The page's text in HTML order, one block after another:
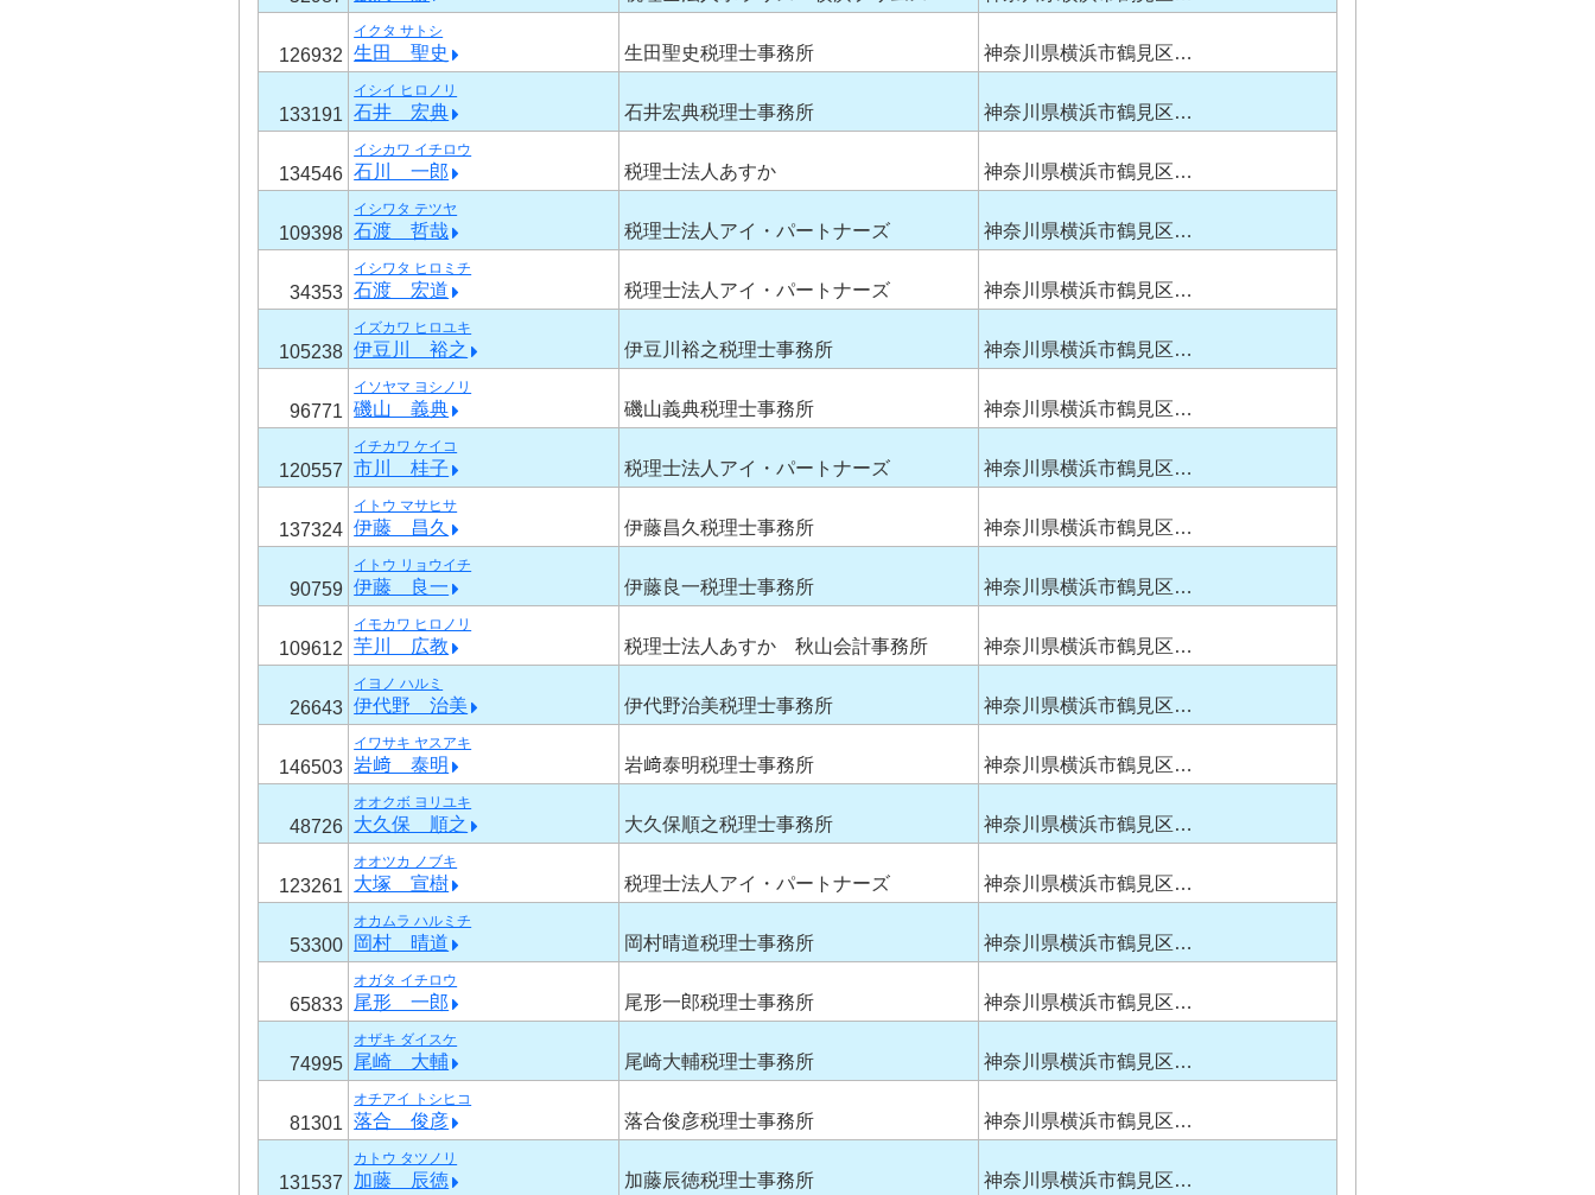
126932
イクタ サトシ
生田 聖史 生田聖史税理士事務所 神奈川県横浜市鶴見区…
133191
イシイ ヒロノリ
石井 宏典 石井宏典税理士事務所 神奈川県横浜市鶴見区…
134546
イシカワ イチロウ
石川 一郎 税理士法人あすか 神奈川県横浜市鶴見区…
109398
イシワタ テツヤ
石渡 哲哉 税理士法人アイ・パートナーズ 神奈川県横浜市鶴見区…
34353
イシワタ ヒロミチ
石渡 宏道 税理士法人アイ・パートナーズ 神奈川県横浜市鶴見区…
105238
イズカワ ヒロユキ
伊豆川 裕之 伊豆川裕之税理士事務所 神奈川県横浜市鶴見区…
96771
イソヤマ ヨシノリ
磯山 義典 磯山義典税理士事務所 神奈川県横浜市鶴見区…
120557
イチカワ ケイコ
市川 桂子 税理士法人アイ・パートナーズ 神奈川県横浜市鶴見区…
137324
イトウ マサヒサ
伊藤 昌久 伊藤昌久税理士事務所 神奈川県横浜市鶴見区…
90759
イトウ リョウイチ
伊藤 良一 伊藤良一税理士事務所 神奈川県横浜市鶴見区…
109612
イモカワ ヒロノリ
芋川 広教 税理士法人あすか 秋山会計事務所 神奈川県横浜市鶴見区…
26643
イヨノ ハルミ
伊代野 治美 伊代野治美税理士事務所 神奈川県横浜市鶴見区…
146503
イワサキ ヤスアキ
岩﨑 泰明 岩﨑泰明税理士事務所 神奈川県横浜市鶴見区…
48726
オオクボ ヨリユキ
大久保 順之 大久保順之税理士事務所 神奈川県横浜市鶴見区…
123261
オオツカ ノブキ
大塚 宣樹 税理士法人アイ・パートナーズ 神奈川県横浜市鶴見区…
53300
オカムラ ハルミチ
岡村 晴道 岡村晴道税理士事務所 神奈川県横浜市鶴見区…
65833
オガタ イチロウ
尾形 一郎 尾形一郎税理士事務所 神奈川県横浜市鶴見区…
74995
オザキ ダイスケ
尾崎 大輔 尾崎大輔税理士事務所 神奈川県横浜市鶴見区…
81301
オチアイ トシヒコ
落合 俊彦 落合俊彦税理士事務所 神奈川県横浜市鶴見区…
131537
カトウ タツノリ
加藤 辰徳 加藤辰徳税理士事務所 神奈川県横浜市鶴見区…